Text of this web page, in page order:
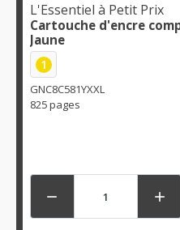
L'Essentiel à Petit Prix
Cartouche d'encre
Jaune
1
GNC8C581YXXL
825 pages
 